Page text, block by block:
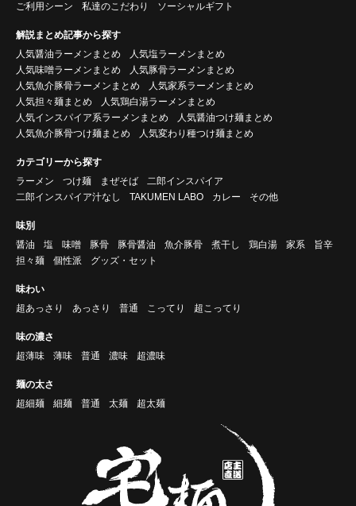
ご利用シーン
私達のこだわり ソーシャルギフト
解説まとめ記事から探す
人気醤油ラーメンまとめ
人気塩ラーメンまとめ
人気味噌ラーメンまとめ
人気豚骨ラーメンまとめ
人気魚介豚骨ラーメンまとめ
人気家系ラーメンまとめ
人気担々麺まとめ
人気鶏白湯ラーメンまとめ
人気インスパイア系ラーメンまとめ
人気醤油つけ麺まとめ
人気魚介豚骨つけ麺まとめ
人気変わり種つけ麺まとめ
カテゴリーから探す
ラーメン
つけ麺 まぜそば
二郎インスパイア
二郎インスパイア汁なし
TAKUMEN LABO カレー その他
味別
醤油
塩 味噌 豚骨 豚骨醤油 魚介豚骨 煮干し 鶏白湯 家系
旨辛
担々麺
個性派 グッズ・セット
味わい
超あっさり
あっさり 普通 こってり 超こってり
味の濃さ
超薄味
薄味 普通 濃味 超濃味
麺の太さ
超細麺
細麺 普通 太麺 超太麺